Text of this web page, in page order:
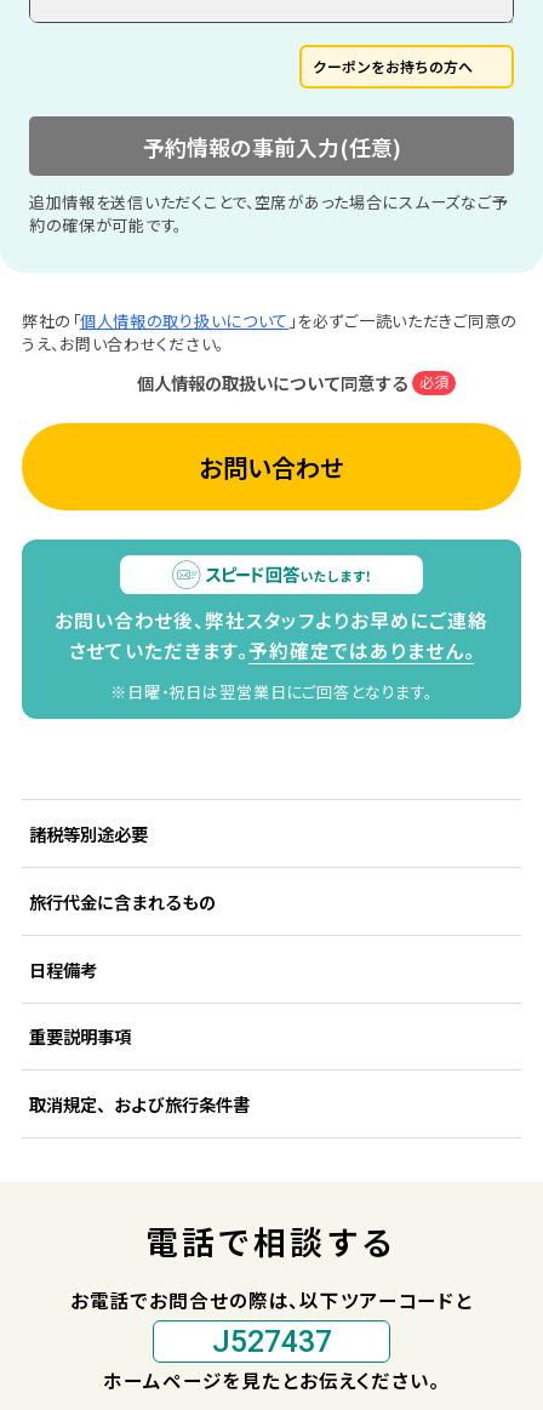
クーポンをお持ちの方へ
予約情報の事前入力(任意)
追加情報を送信いただくことで、空席があった場合にスムーズなご予
約の確保が可能です。
弊社の「個人情報の取り扱いについて 」を必ずご一読いただきご同意の
うえ、お問い合わせください。
個人情報の取扱いについて同意する 必須
お問い合わせ
お問い合わせ後、弊社スタッフよりお早めにご連絡
させていただきます。予約確定ではありません。
※日曜・祝日は翌営業日にご回答となります。
諸税等別途必要
旅行代金に含まれるもの
日程備考
重要説明事項
取消規定、および旅行条件書
電話で相談する
お電話でお問合せの際は、以下ツアーコードと
J527437
ホームページを見たとお伝えください。